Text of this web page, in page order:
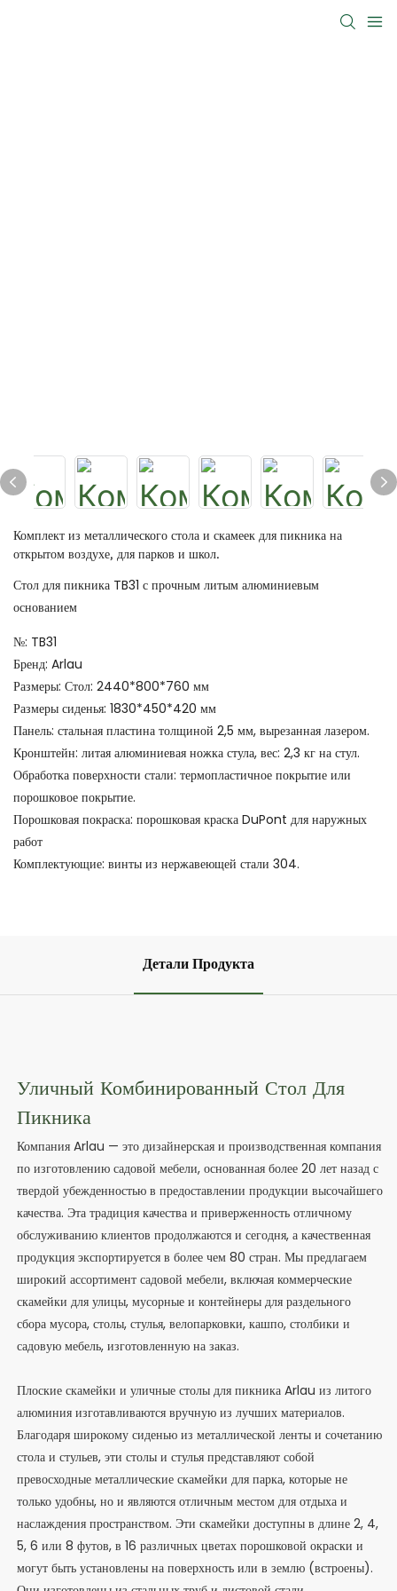
Комплект из металлического стола и скамеек для пикника на
открытом воздухе, для парков и школ.
Стол для пикника TB31 с прочным литым алюминиевым
основанием
№: TB31
Бренд: Arlau
Размеры: Стол: 2440*800*760 мм
Размеры сиденья: 1830*450*420 мм
Панель: стальная пластина толщиной 2,5 мм, вырезанная лазером.
Кронштейн: литая алюминиевая ножка стула, вес: 2,3 кг на стул.
Обработка поверхности стали: термопластичное покрытие или
порошковое покрытие.
Порошковая покраска: порошковая краска DuPont для наружных
работ
Комплектующие: винты из нержавеющей стали 304.
Детали Продукта
Уличный Комбинированный Стол Для
Пикника
Компания Arlau — это дизайнерская и производственная компания
по изготовлению садовой мебели, основанная более 20 лет назад с
твердой убежденностью в предоставлении продукции высочайшего
качества. Эта традиция качества и приверженность отличному
обслуживанию клиентов продолжаются и сегодня, а качественная
продукция экспортируется в более чем 80 стран. Мы предлагаем
широкий ассортимент садовой мебели, включая коммерческие
скамейки для улицы, мусорные и контейнеры для раздельного
сбора мусора, столы, стулья, велопарковки, кашпо, столбики и
садовую мебель, изготовленную на заказ.
Плоские скамейки и уличные столы для пикника Arlau из литого
алюминия изготавливаются вручную из лучших материалов.
Благодаря широкому сиденью из металлической ленты и сочетанию
стола и стульев, эти столы и стулья представляют собой
превосходные металлические скамейки для парка, которые не
только удобны, но и являются отличным местом для отдыха и
наслаждения пространством. Эти скамейки доступны в длине 2, 4,
5, 6 или 8 футов, в 16 различных цветах порошковой окраски и
могут быть установлены на поверхность или в землю (встроены).